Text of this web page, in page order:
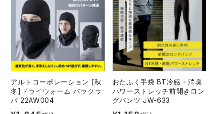
アルトコーポレーション [秋
冬]ドライウォーム バラクラ
バ 22AW004
おたふく手袋 BT冷感・消臭
パワーストレッチ前開きロン
グパンツ JW-633